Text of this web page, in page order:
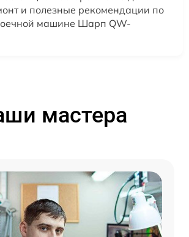
и полезные рекомендации по
машине Шарп QW-
мастера